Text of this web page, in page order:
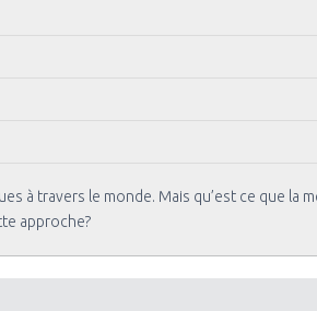
à travers le monde. Mais qu’est ce que la
approche?